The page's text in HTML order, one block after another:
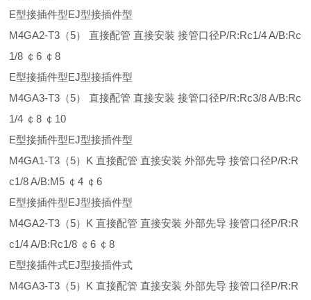
E型接插件型EJ型接插件型
M4GA2-T3（5） 直接配管 直接安装 接管口径P/R:Rc1/4 A/B:Rc
1/8 ￠6 ￠8
E型接插件型EJ型接插件型
M4GA3-T3（5） 直接配管 直接安装 接管口径P/R:Rc3/8 A/B:Rc
1/4 ￠8 ￠10
E型接插件型EJ型接插件型
M4GA1-T3（5）K 直接配管 直接安装 外部先导 接管口径P/R:R
c1/8 A/B:M5 ￠4 ￠6
E型接插件型EJ型接插件型
M4GA2-T3（5）K 直接配管 直接安装 外部先导 接管口径P/R:R
c1/4 A/B:Rc1/8 ￠6 ￠8
E型接插件式EJ型接插件式
M4GA3-T3（5）K 直接配管 直接安装 外部先导 接管口径P/R:R